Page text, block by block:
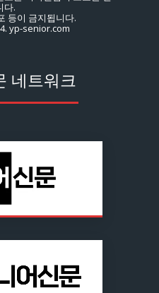
다.
등이 금지됩니다.
yp-senior.com
네트워크